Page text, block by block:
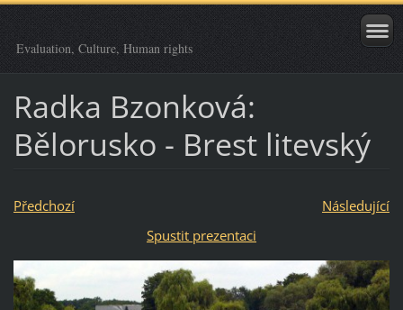
Evaluation, Culture, Human rights
Radka Bzonková:
Bělorusko - Brest litevský
Předchozí
Následující
Spustit prezentaci